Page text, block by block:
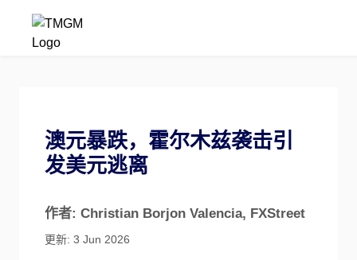
澳元暴跌，霍尔木兹袭击引
发美元逃离
作者: Christian Borjon Valencia, FXStreet
更新: 3 Jun 2026